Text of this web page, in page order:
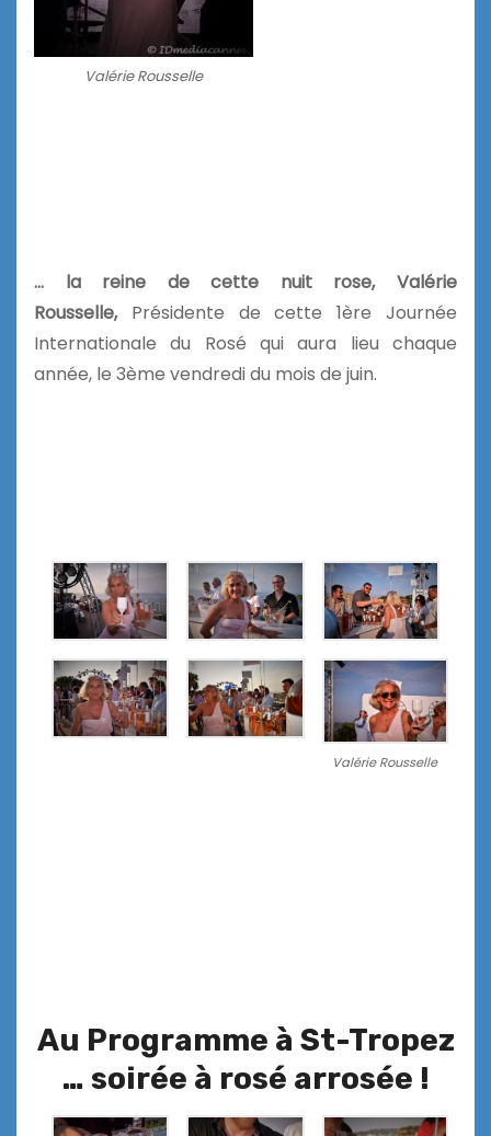
Valérie Rousselle
… la reine de cette nuit rose, Valérie
Rousselle,Présidente de cette 1ère Journée
Internationale du Rosé qui aura lieu chaque
année, le 3ème vendredi du mois de juin.
Valérie Rousselle
Au Programme à St-Tropez
… soirée à rosé arrosée !